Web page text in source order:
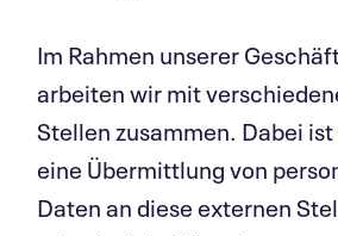
Im Rahmen unserer
arbeiten wir mit
Stellen zusammen. Dabei
eine Übermittlung von
Daten an diese externen